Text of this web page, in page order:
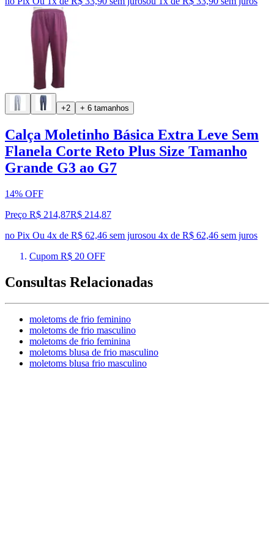
+2 + 6 tamanhos
Calça Moletinho Básica Extra Leve Sem
Flanela Corte Reto Plus Size Tamanho
Grande G3 ao G7
14% OFF
Preço R$ 214,87R$ 214,87
no Pix Ou 4x de R$ 62,46 sem jurosou 4x de R$ 62,46 sem juros
Cupom R$ 20 OFF
Consultas Relacionadas
moletoms de frio feminino
moletoms de frio masculino
moletoms de frio feminina
moletoms blusa de frio masculino
moletoms blusa frio masculino